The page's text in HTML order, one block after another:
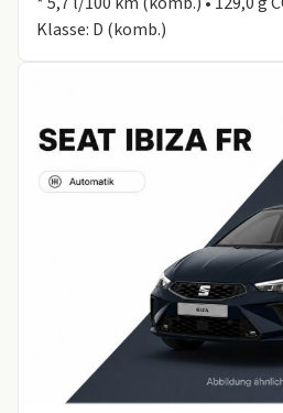
Klasse: D (komb.)